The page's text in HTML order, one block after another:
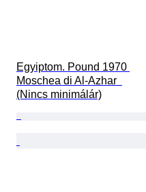
Egyiptom. Pound 1970
Moschea di Al-Azhar
(Nincs minimálár)